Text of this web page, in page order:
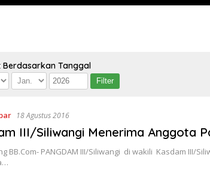
Berdasarkan Tanggal
18 Agustus 2016
III/Siliwangi Menerima Anggota
BB.Com- PANGDAM III/Siliwangi di wakili Kasdam III/